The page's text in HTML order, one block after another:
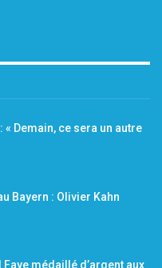
Demain, ce sera un autre
Bayern : Olivier Kahn
médaillé d’argent aux